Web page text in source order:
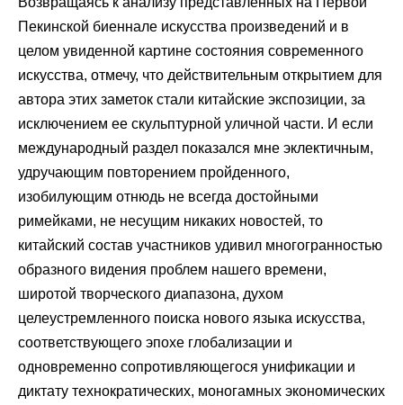
Пекинской биеннале искусства произведений и в
целом увиденной картине состояния современного
искусства, отмечу, что действительным открытием для
автора этих заметок стали китайские экспозиции, за
исключением ее скульптурной уличной части. И если
международный раздел показался мне эклектичным,
удручающим повторением пройденного,
изобилующим отнюдь не всегда достойными
римейками, не несущим никаких новостей, то
китайский состав участников удивил многогранностью
образного видения проблем нашего времени,
широтой творческого диапазона, духом
целеустремленного поиска нового языка искусства,
соответствующего эпохе глобализации и
одновременно сопротивляющегося унификации и
диктату технократических, моногамных экономических